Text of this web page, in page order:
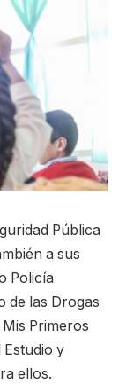
Pública
a sus
Policía
de las Drogas
Primeros
Estudio y
ellos.